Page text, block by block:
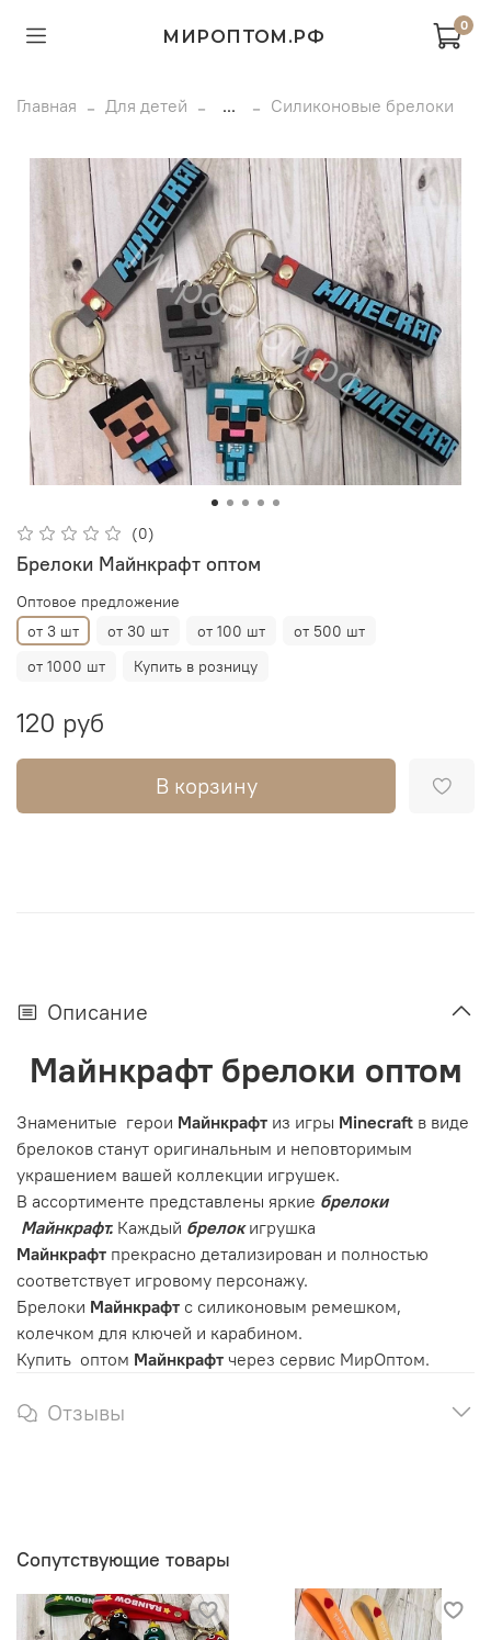
МИРОПТОМ.РФ
0
Главная Для детей ... Силиконовые брелоки
(0)
Брелоки Майнкрафт оптом
Оптовое предложение
от 3 шт
от 30 шт от 100 шт
от 500 шт
от 1000 шт
Купить в розницу
120 руб
В корзину
Описание
Майнкрафт брелоки оптом
Знаменитые герои Майнкрафт из игры Minecraft в виде
брелоков станут оригинальным и неповторимым
украшением вашей коллекции игрушек.
В ассортименте представлены яркие брелоки
Майнкрафт. Каждый брелокигрушка
Майнкрафт прекрасно детализирован и полностью
соответствует игровому персонажу.
Брелоки Майнкрафт с силиконовым ремешком,
колечком для ключей и карабином.
Купить оптом Майнкрафт через сервис МирОптом.
Отзывы
Сопутствующие товары